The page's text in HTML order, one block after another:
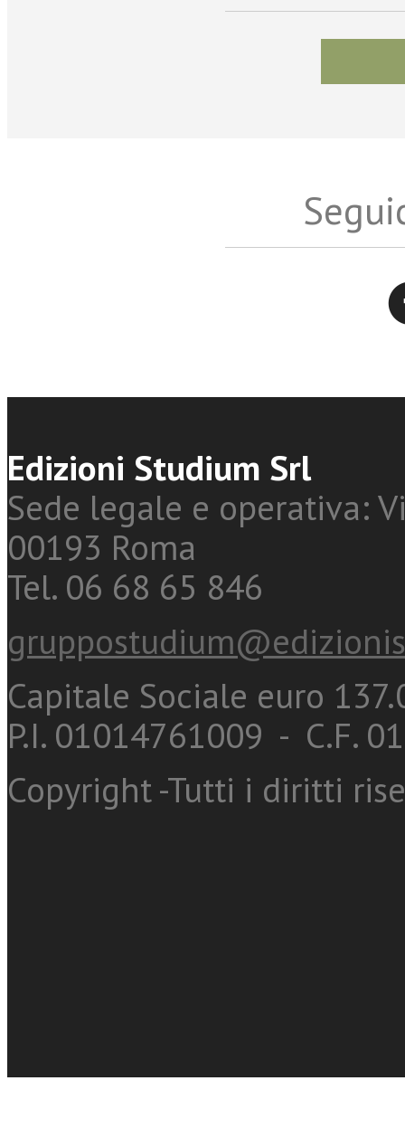
Edizioni Studium Srl
Sede legale e operativa:
00193 Roma
Tel. 06 68 65 846
Capitale Sociale euro
P.I. 01014761009 - C.F.
Copyright -Tutti i diritti